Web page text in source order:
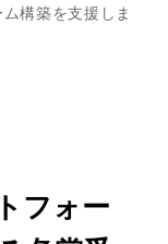
構築を支援しま
フォー